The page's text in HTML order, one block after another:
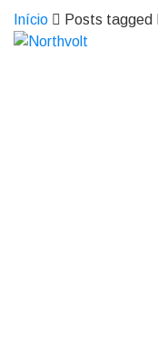
Início Posts tagged